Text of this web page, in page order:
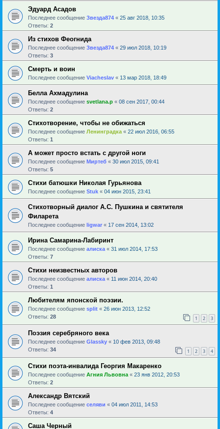
Эдуард Асадов
Последнее сообщение Звезда874 « 25 авг 2018, 10:35
Ответы: 2
Из стихов Феогнида
Последнее сообщение Звезда874 « 29 июл 2018, 10:19
Ответы: 3
Смерть и воин
Последнее сообщение Viacheslav « 13 мар 2018, 18:49
Белла Ахмадулина
Последнее сообщение svetlana.p « 08 сен 2017, 00:44
Ответы: 2
Стихотворение, чтобы не обижаться
Последнее сообщение Ленинградка « 22 июл 2016, 06:55
Ответы: 1
А может просто встать с другой ноги
Последнее сообщение Миртеб « 30 июл 2015, 09:41
Ответы: 5
Стихи батюшки Николая Гурьянова
Последнее сообщение Stuk « 04 июн 2015, 23:41
Стихотворный диалог А.С. Пушкина и святителя
Филарета
Последнее сообщение ligwar « 17 сен 2014, 13:02
Ирина Самарина-Лабиринт
Последнее сообщение алиска « 31 июл 2014, 17:53
Ответы: 7
Стихи неизвестных авторов
Последнее сообщение алиска « 11 июн 2014, 20:40
Ответы: 1
Любителям японской поэзии.
Последнее сообщение sрlit « 26 июн 2013, 12:52
Ответы: 28 1 2 3
Поэзия серебряного века
Последнее сообщение Glassky « 10 фев 2013, 09:48
Ответы: 34 1 2 3 4
Стихи поэта-инвалида Георгия Макаренко
Последнее сообщение Агния Львовна « 23 янв 2012, 20:53
Ответы: 2
Александр Вятский
Последнее сообщение селяви « 04 июл 2011, 14:53
Ответы: 4
Саша Черный